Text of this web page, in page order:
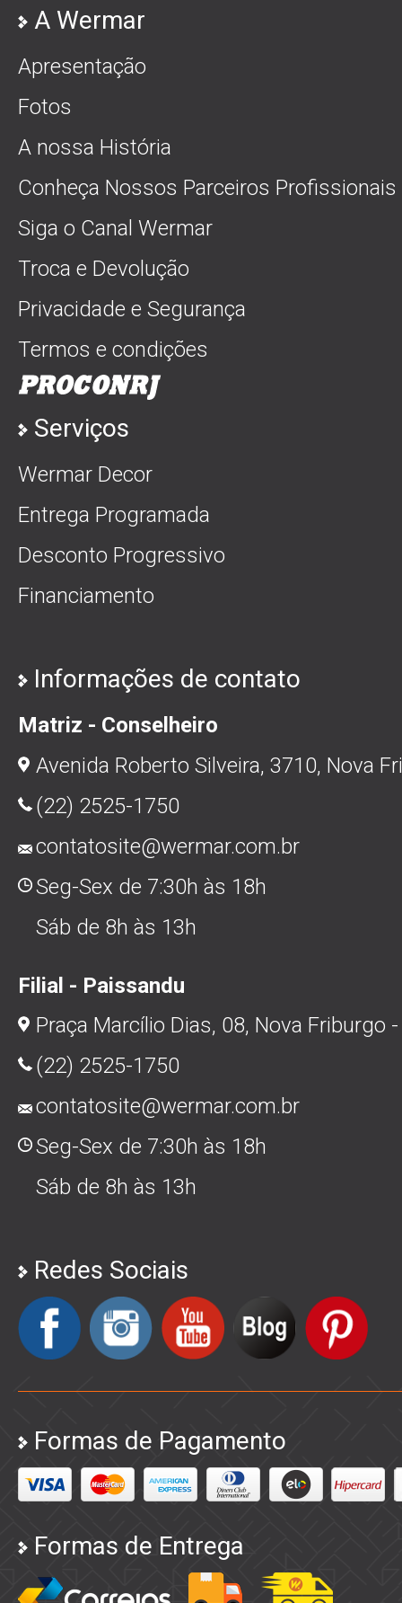
A Wermar
Apresentação
Fotos
A nossa História
Conheça Nossos Parceiros Profissionais
Siga o Canal Wermar
Troca e Devolução
Privacidade e Segurança
Termos e condições
Serviços
Wermar Decor
Entrega Programada
Desconto Progressivo
Financiamento
Informações de contato
Matriz - Conselheiro
Avenida Roberto Silveira, 3710, Nova
(22) 2525-1750
contatosite@wermar.com.br
Seg-Sex de 7:30h às 18h
Sáb de 8h às 13h
Filial - Paissandu
Praça Marcílio Dias, 08, Nova Friburgo
(22) 2525-1750
contatosite@wermar.com.br
Seg-Sex de 7:30h às 18h
Sáb de 8h às 13h
Redes Sociais
Formas de Pagamento
Formas de Entrega